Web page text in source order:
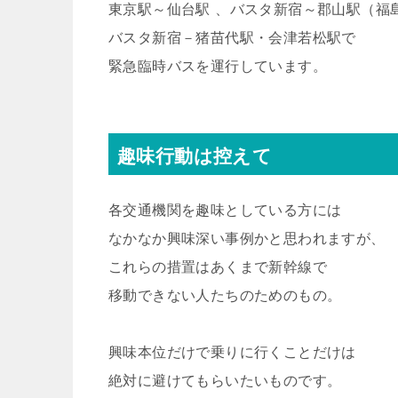
東京駅～仙台駅 、バスタ新宿～郡山駅（福
バスタ新宿－猪苗代駅・会津若松駅で
緊急臨時バスを運行しています。
趣味行動は控えて
各交通機関を趣味としている方には
なかなか興味深い事例かと思われますが、
これらの措置はあくまで新幹線で
移動できない人たちのためのもの。
興味本位だけで乗りに行くことだけは
絶対に避けてもらいたいものです。